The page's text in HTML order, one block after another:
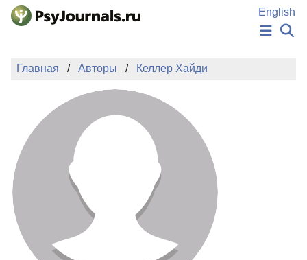
Перейти к основному содержанию
English
НОВОСТИ
АВТОРЫ
ПОДАТЬ РУКОПИСЬ
БАЗА ЗНАНИЙ
КЛЮЧЕВЫЕ СЛОВА
Регистрация
Главная Авторы Келлер Хайди